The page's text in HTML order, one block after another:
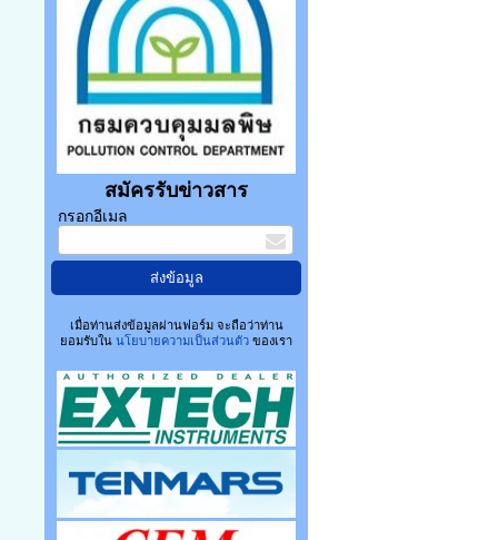
สมัครรับข่าวสาร
กรอกอีเมล
เมื่อท่านส่งข้อมูลผ่านฟอร์ม จะถือว่าท่าน
ยอมรับใน นโยบายความเป็นส่วนตัวของเรา